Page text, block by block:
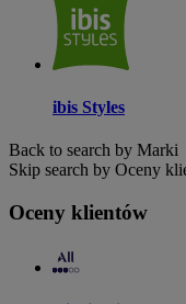
ibis Styles
Back to search by Marki
Skip search by Oceny
Oceny klientów